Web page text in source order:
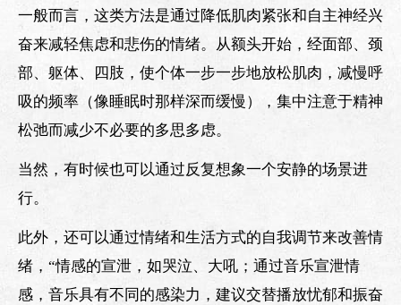
一般而言，这类方法是通过降低肌肉紧张和自主神经兴
奋来减轻焦虑和悲伤的情绪。从额头开始，经面部、颈
部、躯体、四肢，使个体一步一步地放松肌肉，减慢呼
吸的频率（像睡眠时那样深而缓慢），集中注意于精神
松弛而减少不必要的多思多虑。
当然，有时候也可以通过反复想象一个安静的场景进
行。
此外，还可以通过情绪和生活方式的自我调节来改善情
绪，“情感的宣泄，如哭泣、大吼；通过音乐宣泄情
感，音乐具有不同的感染力，建议交替播放忧郁和振奋